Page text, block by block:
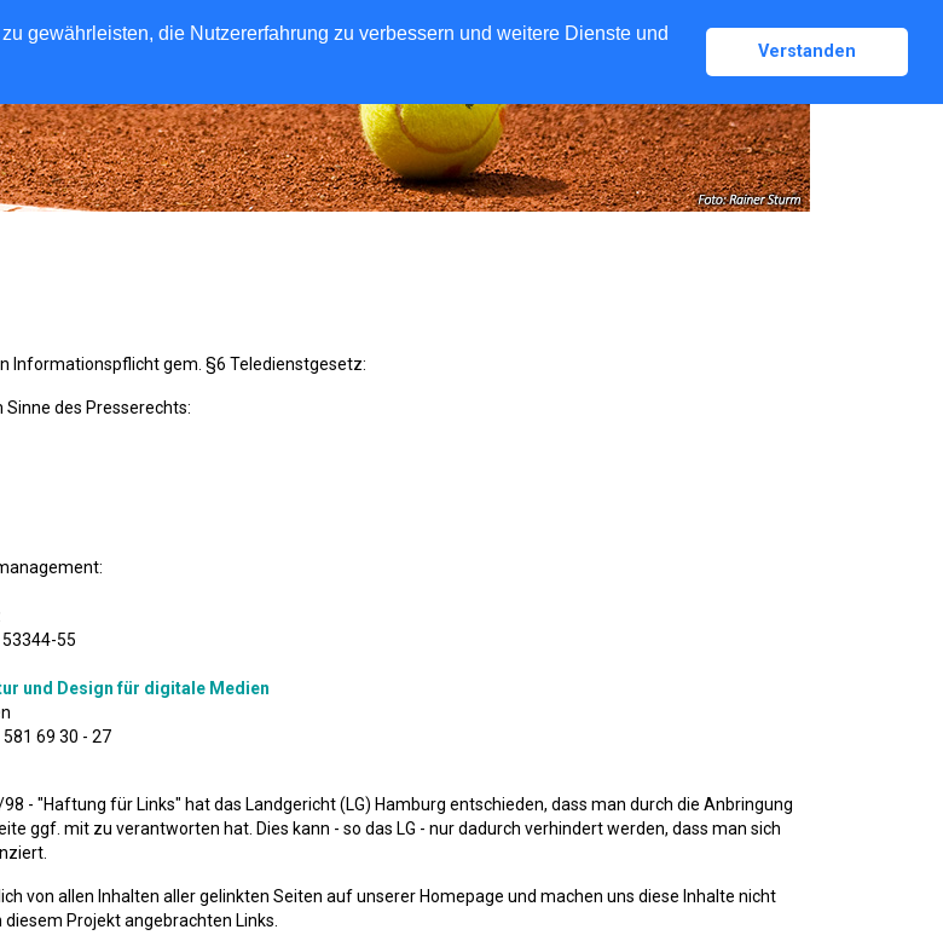
gewährleisten, die Nutzererfahrung zu verbessern und weitere Dienste und
Verstanden
Informationspflicht gem. §6 Teledienstgesetz:
des Presserechts:
53344-55
und Design für digitale Medien
581 69 30 - 27
- "Haftung für Links" hat das Landgericht (LG) Hamburg entschieden, dass man durch die Anbringung
ggf. mit zu verantworten hat. Dies kann - so das LG - nur dadurch verhindert werden, dass man sich
von allen Inhalten aller gelinkten Seiten auf unserer Homepage und machen uns diese Inhalte nicht
Projekt angebrachten Links.